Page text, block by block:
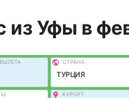
Уфы в
СТРАНА
ТУРЦИЯ
КУРОРТ